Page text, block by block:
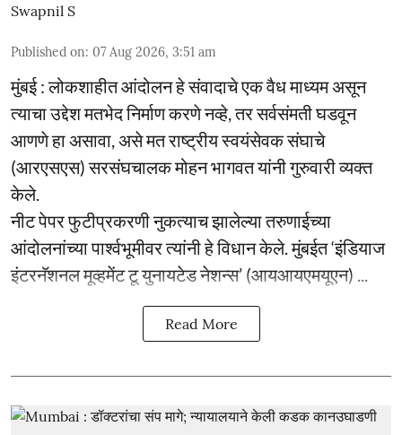
Swapnil S
Published on: 07 Aug 2026, 3:51 am
मुंबई : लोकशाहीत आंदोलन हे संवादाचे एक वैध माध्यम असून
त्याचा उद्देश मतभेद निर्माण करणे नव्हे, तर सर्वसंमती घडवून
आणणे हा असावा, असे मत राष्ट्रीय स्वयंसेवक संघाचे
(आरएसएस) सरसंघचालक मोहन भागवत यांनी गुरुवारी व्यक्त
केले.
नीट पेपर फुटीप्रकरणी नुकत्याच झालेल्या तरुणाईच्या
आंदोलनांच्या पार्श्वभूमीवर त्यांनी हे विधान केले. मुंबईत ‘इंडियाज
इंटरनॅशनल मूव्हमेंट टू युनायटेड नेशन्स’ (आयआयएमयूएन) ...
Read More